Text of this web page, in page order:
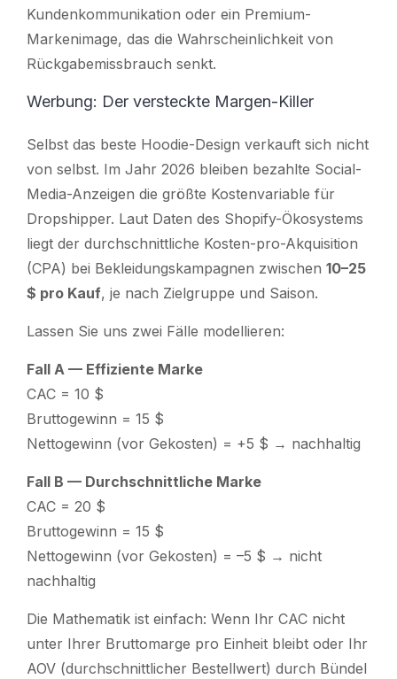
Kundenkommunikation oder ein Premium-
Markenimage, das die Wahrscheinlichkeit von
Rückgabemissbrauch senkt.
Werbung: Der versteckte Margen-Killer
Selbst das beste Hoodie-Design verkauft sich nicht
von selbst. Im Jahr 2026 bleiben bezahlte Social-
Media-Anzeigen die größte Kostenvariable für
Dropshipper. Laut Daten des Shopify-Ökosystems
liegt der durchschnittliche Kosten-pro-Akquisition
(CPA) bei Bekleidungskampagnen zwischen 10–25
$ pro Kauf, je nach Zielgruppe und Saison.
Lassen Sie uns zwei Fälle modellieren:
Fall A — Effiziente Marke
CAC = 10 $
Bruttogewinn = 15 $
Nettogewinn (vor Gekosten) = +5 $ → nachhaltig
Fall B — Durchschnittliche Marke
CAC = 20 $
Bruttogewinn = 15 $
Nettogewinn (vor Gekosten) = –5 $ → nicht
nachhaltig
Die Mathematik ist einfach: Wenn Ihr CAC nicht
unter Ihrer Bruttomarge pro Einheit bleibt oder Ihr
AOV (durchschnittlicher Bestellwert) durch Bündel